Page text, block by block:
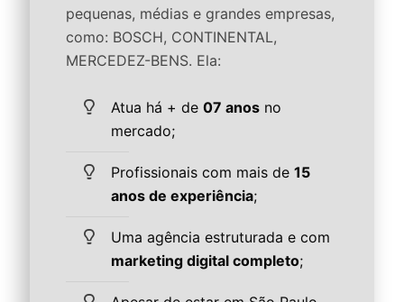
pequenas, médias e grandes empresas,
como: BOSCH, CONTINENTAL,
MERCEDEZ-BENS. Ela:
Atua há + de 07 anos no
mercado;
Profissionais com mais de 15
anos de experiência;
Uma agência estruturada e com
marketing digital completo;